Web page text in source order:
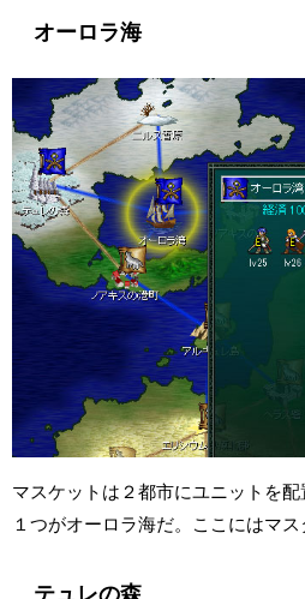
オーロラ海
マスケットは２都市にユニットを
１つがオーロラ海だ。ここにはマス
テュレの森